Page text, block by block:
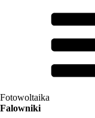
Fotowoltaika
Falowniki